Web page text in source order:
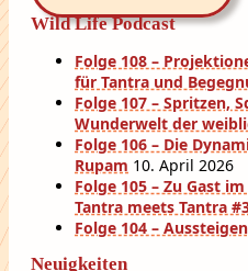
Wild Life Podcast
Folge 108 –
für Tantra und
Folge 107 – Spritzen,
Wunderwelt der
Folge 106 – Die
Rupam 10. April 2026
Folge 105 – Zu Gast
Tantra meets Tantra
Folge 104 –
Neuigkeiten